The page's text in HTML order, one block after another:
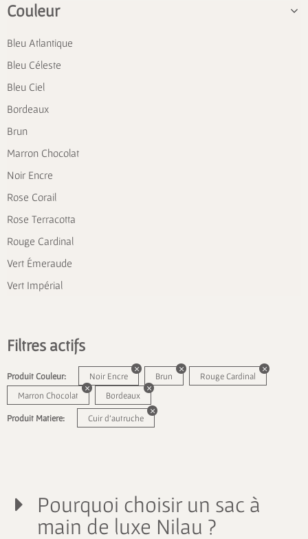
Couleur
Bleu Atlantique
Bleu Céleste
Bleu Ciel
Bordeaux
Brun
Marron Chocolat
Noir Encre
Rose Corail
Rose Terracotta
Rouge Cardinal
Vert Émeraude
Vert Impérial
Filtres actifs
Produit Couleur: Noir Encre Brun
Rouge Cardinal
Marron Chocolat
Bordeaux
Produit Matiere: Cuir d'autruche
Pourquoi choisir un sac à
main de luxe Nilau ?